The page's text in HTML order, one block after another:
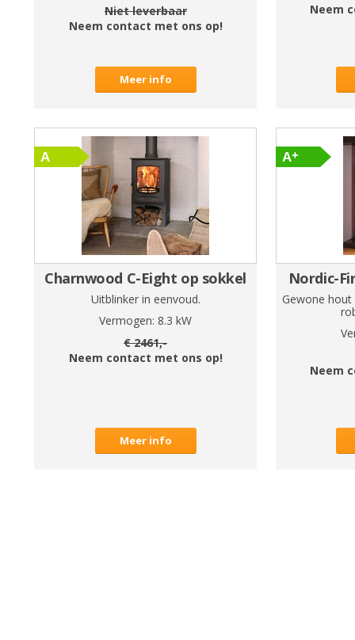
Niet leverbaar
Neem contact met ons op!
Meer info
Neem
Charnwood C-Eight op sokkel
Uitblinker in eenvoud.
Vermogen: 8.3 kW
€2461,-
Neem contact met ons op!
Meer info
Nordic-
Gewone
Neem